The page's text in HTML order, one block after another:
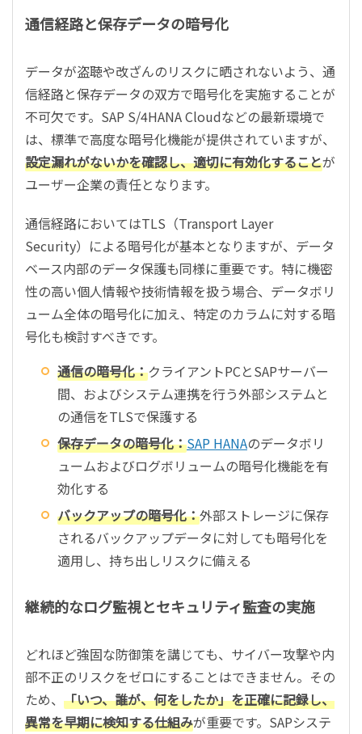
通信経路と保存データの暗号化
データが盗聴や改ざんのリスクに晒されないよう、通
信経路と保存データの双方で暗号化を実施することが
不可欠です。SAP S/4HANA Cloudなどの最新環境で
は、標準で高度な暗号化機能が提供されていますが、
設定漏れがないかを確認し、適切に有効化することが
ユーザー企業の責任となります。
通信経路においてはTLS（Transport Layer
Security）による暗号化が基本となりますが、データ
ベース内部のデータ保護も同様に重要です。特に機密
性の高い個人情報や技術情報を扱う場合、データボリ
ューム全体の暗号化に加え、特定のカラムに対する暗
号化も検討すべきです。
通信の暗号化：クライアントPCとSAPサーバー
間、およびシステム連携を行う外部システムと
の通信をTLSで保護する
保存データの暗号化：SAP HANAのデータボリ
ュームおよびログボリュームの暗号化機能を有
効化する
バックアップの暗号化：外部ストレージに保存
されるバックアップデータに対しても暗号化を
適用し、持ち出しリスクに備える
継続的なログ監視とセキュリティ監査の実施
どれほど強固な防御策を講じても、サイバー攻撃や内
部不正のリスクをゼロにすることはできません。その
ため、 「いつ、誰が、何をしたか」を正確に記録し、
異常を早期に検知する仕組みが重要です。SAPシステ